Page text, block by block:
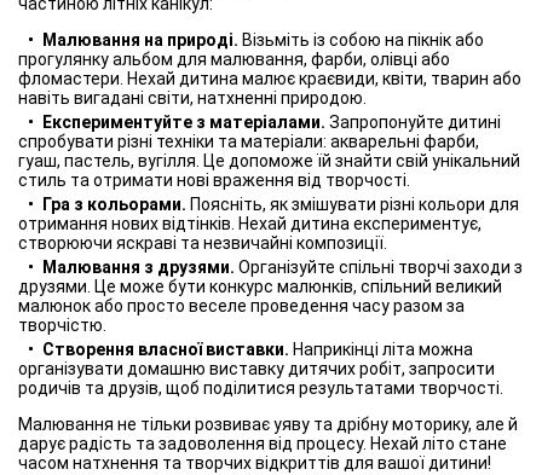
частиною літніх канікул:
Малювання на природі. Візьміть із собою на пікнік або
прогулянку альбом для малювання, фарби, олівці або
фломастери. Нехай дитина малює краєвиди, квіти, тварин або
навіть вигадані світи, натхненні природою.
Експериментуйте з матеріалами. Запропонуйте дитині
спробувати різні техніки та матеріали: акварельні фарби,
гуаш, пастель, вугілля. Це допоможе їй знайти свій унікальний
стиль та отримати нові враження від творчості.
Гра з кольорами. Поясніть, як змішувати різні кольори для
отримання нових відтінків. Нехай дитина експериментує,
створюючи яскраві та незвичайні композиції.
Малювання з друзями. Організуйте спільні творчі заходи з
друзями. Це може бути конкурс малюнків, спільний великий
малюнок або просто веселе проведення часу разом за
творчістю.
Створення власної виставки. Наприкінці літа можна
організувати домашню виставку дитячих робіт, запросити
родичів та друзів, щоб поділитися результатами творчості.
Малювання не тільки розвиває уяву та дрібну моторику, але й
дарує радість та задоволення від процесу. Нехай літо стане
часом натхнення та творчих відкриттів для вашої дитини!